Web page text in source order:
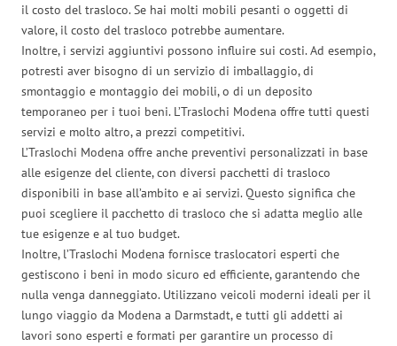
il costo del trasloco. Se hai molti mobili pesanti o oggetti di
valore, il costo del trasloco potrebbe aumentare.
Inoltre, i servizi aggiuntivi possono influire sui costi. Ad esempio,
potresti aver bisogno di un servizio di imballaggio, di
smontaggio e montaggio dei mobili, o di un deposito
temporaneo per i tuoi beni. L’Traslochi Modena offre tutti questi
servizi e molto altro, a prezzi competitivi.
L’Traslochi Modena offre anche preventivi personalizzati in base
alle esigenze del cliente, con diversi pacchetti di trasloco
disponibili in base all’ambito e ai servizi. Questo significa che
puoi scegliere il pacchetto di trasloco che si adatta meglio alle
tue esigenze e al tuo budget.
Inoltre, l’Traslochi Modena fornisce traslocatori esperti che
gestiscono i beni in modo sicuro ed efficiente, garantendo che
nulla venga danneggiato. Utilizzano veicoli moderni ideali per il
lungo viaggio da Modena a Darmstadt, e tutti gli addetti ai
lavori sono esperti e formati per garantire un processo di